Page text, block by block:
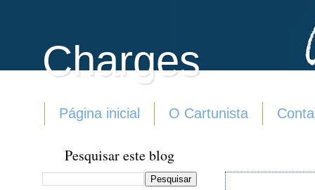
Charges
Página inicial O Cartunista
Pesquisar este blog